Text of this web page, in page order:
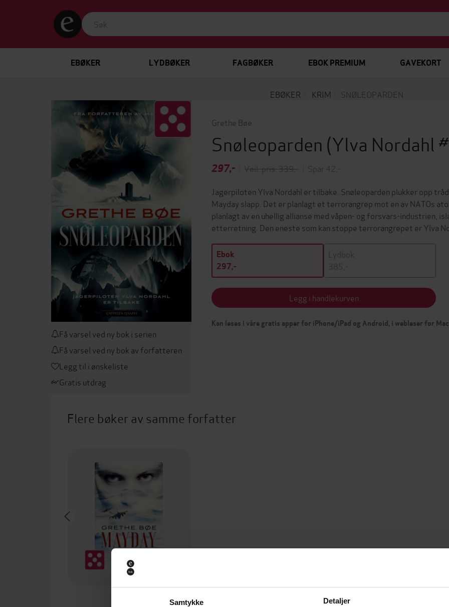
Samtykke Detaljer
EBØKER LYDBØKER FAGBØKER EBOK PREMIUM GAVEKORT
EBØKER KRIM SNØLEOPARDEN
Få varsel ved ny bok i serien
Få varsel ved ny bok av forfatteren
Legg til i ønskeliste
Gratis utdrag
Grethe Bøe
Snøleoparden (Ylva Nordahl
297,- Veil. pris: 339,-
Spar 42,-
Jagerpiloten Ylva Nordahl er tilbake. Snøleoparden plukker opp
Mayday slapp. Det er planlagt et terrorangrep mot en av NATOs
planlagt av en uhellig allianse med våpen- og forsvars-industrien,
etterretning. Den eneste som kan stoppe terrorangrepet er Ylva
Ebok
297,-
Lydbok
385,-
Legg i handlekurven
Kan leses i våre gratis apper for iPhone/iPad og Android, i webleser for
Flere bøker av samme forfatter